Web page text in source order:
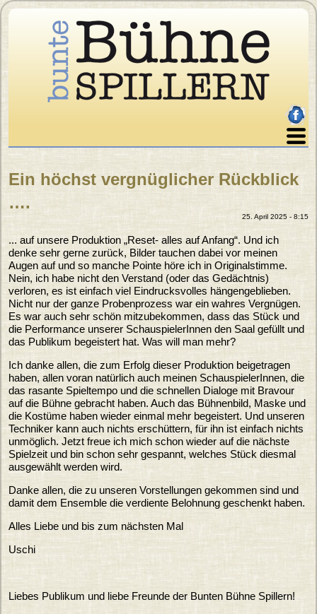
Direkt zum Inhalt
Über uns
Archiv
Galerie
Presse
Impressum
Sie sind hier
Ein höchst vergnüglicher Rückblick
….
25. April 2025 - 8:15
... auf unsere Produktion „Reset- alles auf Anfang“. Und ich
denke sehr gerne zurück, Bilder tauchen dabei vor meinen
Augen auf und so manche Pointe höre ich in Originalstimme.
Nein, ich habe nicht den Verstand (oder das Gedächtnis)
verloren, es ist einfach viel Eindrucksvolles hängengeblieben.
Nicht nur der ganze Probenprozess war ein wahres Vergnügen.
Es war auch sehr schön mitzubekommen, dass das Stück und
die Performance unserer SchauspielerInnen den Saal gefüllt und
das Publikum begeistert hat. Was will man mehr?
Ich danke allen, die zum Erfolg dieser Produktion beigetragen
haben, allen voran natürlich auch meinen SchauspielerInnen, die
das rasante Spieltempo und die schnellen Dialoge mit Bravour
auf die Bühne gebracht haben. Auch das Bühnenbild, Maske und
die Kostüme haben wieder einmal mehr begeistert. Und unseren
Techniker kann auch nichts erschüttern, für ihn ist einfach nichts
unmöglich. Jetzt freue ich mich schon wieder auf die nächste
Spielzeit und bin schon sehr gespannt, welches Stück diesmal
ausgewählt werden wird.
Danke allen, die zu unseren Vorstellungen gekommen sind und
damit dem Ensemble die verdiente Belohnung geschenkt haben.
Alles Liebe und bis zum nächsten Mal
Uschi
Liebes Publikum und liebe Freunde der Bunten Bühne Spillern!